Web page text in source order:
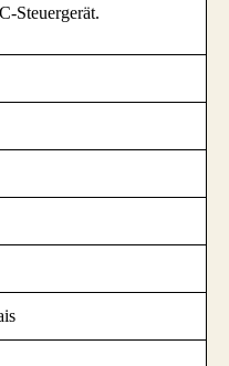
Steuergerät.